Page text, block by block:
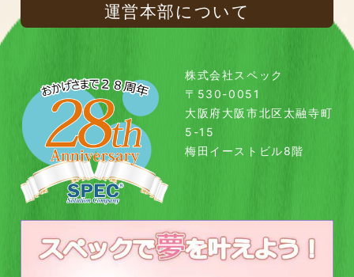
運営本部について
株式会社スペック
〒530-0051
大阪府大阪市北区太融寺町
5-15
梅田イーストビル8階